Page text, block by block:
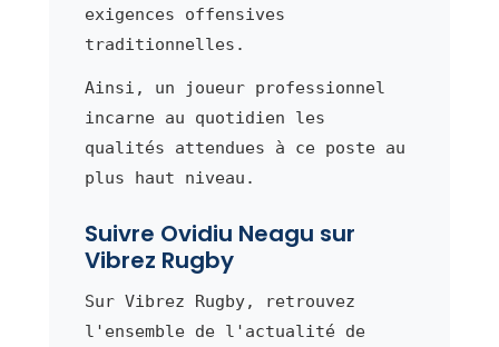
exigences offensives
traditionnelles.
Ainsi, un joueur professionnel
incarne au quotidien les
qualités attendues à ce poste au
plus haut niveau.
Suivre Ovidiu Neagu sur
Vibrez Rugby
Sur Vibrez Rugby, retrouvez
l'ensemble de l'actualité de